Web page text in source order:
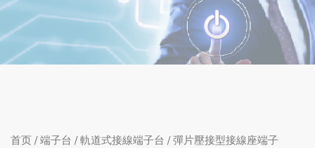
首页 /端子台 /軌道式接線端子台 /彈片壓接型接線座端子